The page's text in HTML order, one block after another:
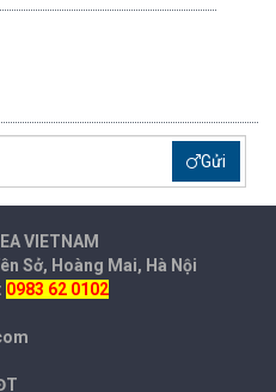
Gửi
VIETNAM
Sở, Hoàng Mai, Hà Nội
0983 62 0102